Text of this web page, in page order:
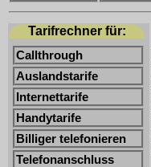
Tarifrechner für:
Callthrough
Auslandstarife
Internettarife
Handytarife
Billiger telefonieren
Telefonanschluss